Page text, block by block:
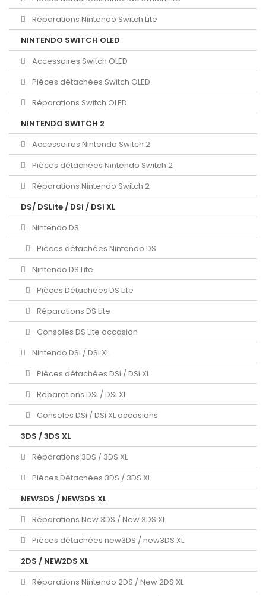
Réparations Nintendo Switch Lite
NINTENDO SWITCH OLED
Accessoires Switch OLED
Pièces détachées Switch OLED
Réparations Switch OLED
NINTENDO SWITCH 2
Accessoires Nintendo Switch 2
Pièces détachées Nintendo Switch 2
Réparations Nintendo Switch 2
DS/ DSLite / DSi / DSi XL
Nintendo DS
Pièces détachées Nintendo DS
Nintendo DS Lite
Pièces Détachées DS Lite
Réparations DS Lite
Consoles DS Lite occasion
Nintendo DSi / DSi XL
Pièces détachées DSi / DSi XL
Réparations DSi / DSi XL
Consoles DSi / DSi XL occasions
3DS / 3DS XL
Réparations 3DS / 3DS XL
Pièces Détachées 3DS / 3DS XL
NEW3DS / NEW3DS XL
Réparations New 3DS / New 3DS XL
Pièces détachées new3DS / new3DS XL
2DS / NEW2DS XL
Réparations Nintendo 2DS / New 2DS XL